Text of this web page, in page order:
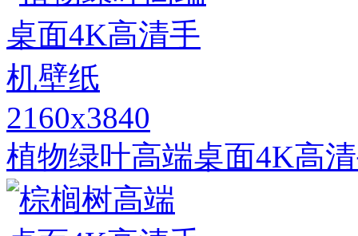
2160x3840
植物绿叶高端桌面4K高